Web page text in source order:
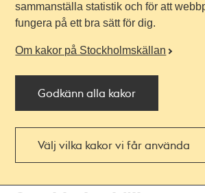
sammanställa statistik och för att
fungera på ett bra sätt för dig.
Om kakor på Stockholmskällan
Godkänn alla kakor
Välj vilka kakor vi får använda